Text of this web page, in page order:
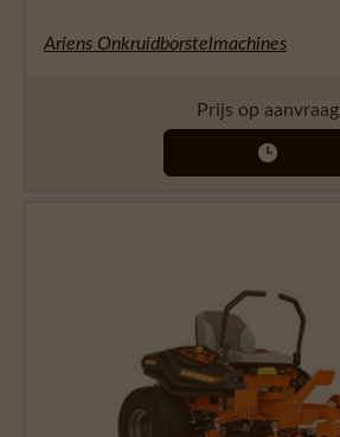
Ariens Onkruidborstelmachines
Prijs op aanvraag